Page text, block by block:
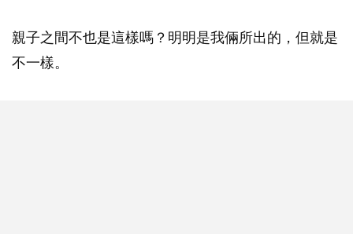
親子之間不也是這樣嗎？明明是我倆所出的，但就是
不一樣。